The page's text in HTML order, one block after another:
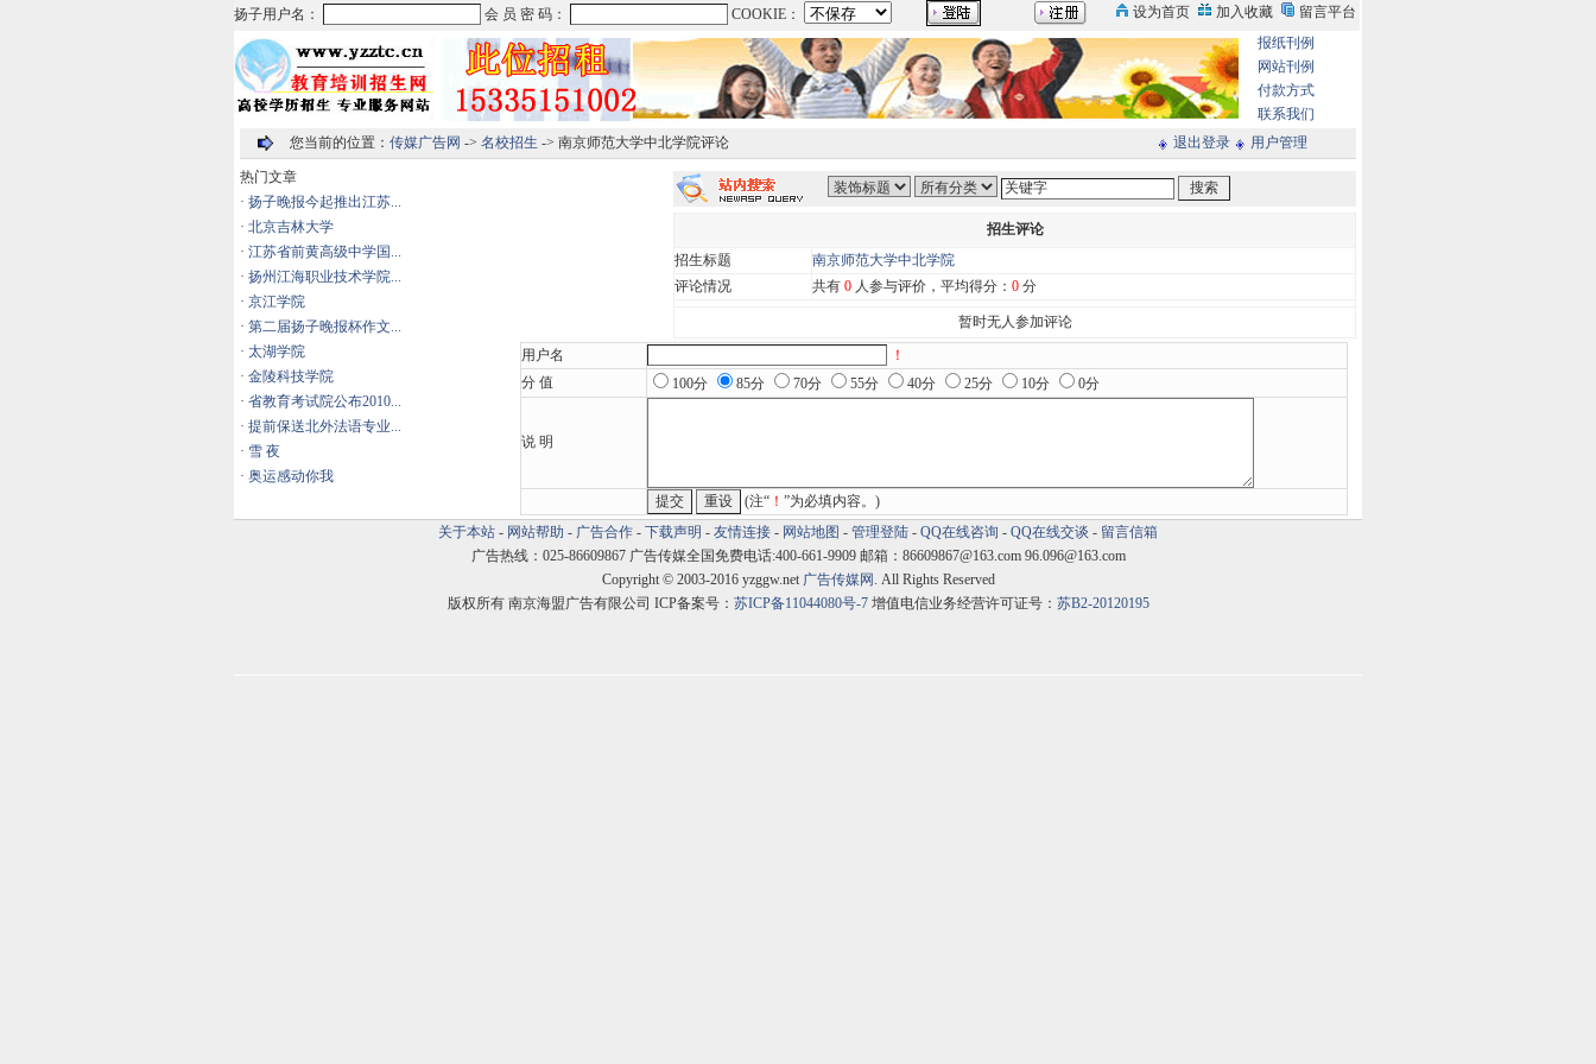
报纸刊例
网站刊例
付款方式
联系我们
您当前的位置： 传媒广告网 -> 名校招生 -> 南京师范大学中北学院评论 退出登录 用户管理
热门文章
· 扬子晚报今起推出江苏...
· 北京吉林大学
· 江苏省前黄高级中学国...
· 扬州江海职业技术学院...
· 京江学院
· 第二届扬子晚报杯作文...
· 太湖学院
· 金陵科技学院
· 省教育考试院公布2010...
· 提前保送北外法语专业...
· 雪 夜
· 奥运感动你我
招生评论
招生标题
南京师范大学中北学院
评论情况
共有 0 人参与评价，平均得分： 0 分
暂时无人参加评论
用户名
！
分 值
100分 85分 70分 55分 40分 25分 10分 0分
说 明
(注“！ ”为必填内容。)
关于本站 - 网站帮助 - 广告合作 - 下载声明 - 友情连接 - 网站地图 - 管理登陆 - QQ在线咨询 - QQ在线交谈 - 留言信箱
广告热线：025-86609867 广告传媒全国免费电话:400-661-9909 邮箱：86609867@163.com 96.096@163.com
Copyright © 2003-2016 yzggw.net 广告传媒网 . All Rights Reserved
版权所有 南京海盟广告有限公司 ICP备案号： 苏ICP备11044080号-7增值电信业务经营许可证号： 苏B2-20120195